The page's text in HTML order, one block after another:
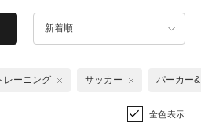
新着順
レーニング サッカー パーカー
全色表示